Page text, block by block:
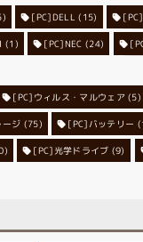
[PC]DELL (15)
(1) [PC]NEC (24)
[PC]ウィルス・マルウェア (5)
ジ (75) [PC]バッテリー
[PC]光学ドライブ (9)